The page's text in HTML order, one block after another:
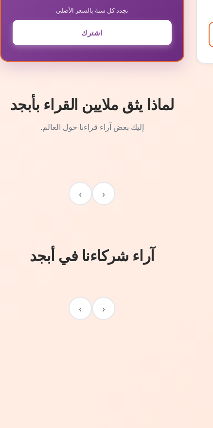
تجدد كل سنة بالسعر الأصلي
اشترك
لماذا يثق ملايين القراء بأبجد
إليك بعض آراء قراءنا حول العالم.
‹
›
آراء شركاءنا في أبجد
‹
›